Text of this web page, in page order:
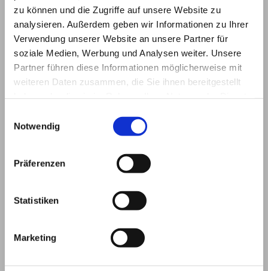
zu können und die Zugriffe auf unsere Website zu
analysieren. Außerdem geben wir Informationen zu Ihrer
Verwendung unserer Website an unsere Partner für
soziale Medien, Werbung und Analysen weiter. Unsere
Partner führen diese Informationen möglicherweise mit
weiteren Daten zusammen, die Sie ihnen bereitgestellt
Notwendig
Präferenzen
Statistiken
Marketing
Germany
Telefon: +49 (0) 202 26 41 32 0
Telefax: +49 (0) 202 26 41 32 1
Email: mail(at)kesteuerungstechnik.de
www.w-kes.de
Umsatzsteuer-
Identifikationsnummer
DE159797185
Inhaber